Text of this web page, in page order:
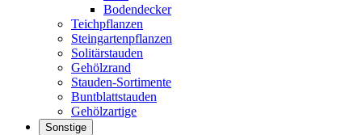
Bodendecker
Teichpflanzen
Steingartenpflanzen
Solitärstauden
Gehölzrand
Stauden-Sortimente
Buntblattstauden
Gehölzartige
Sonstige